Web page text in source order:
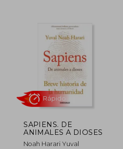
SAPIENS. DE
ANIMALES A DIOSES
Noah Harari Yuval